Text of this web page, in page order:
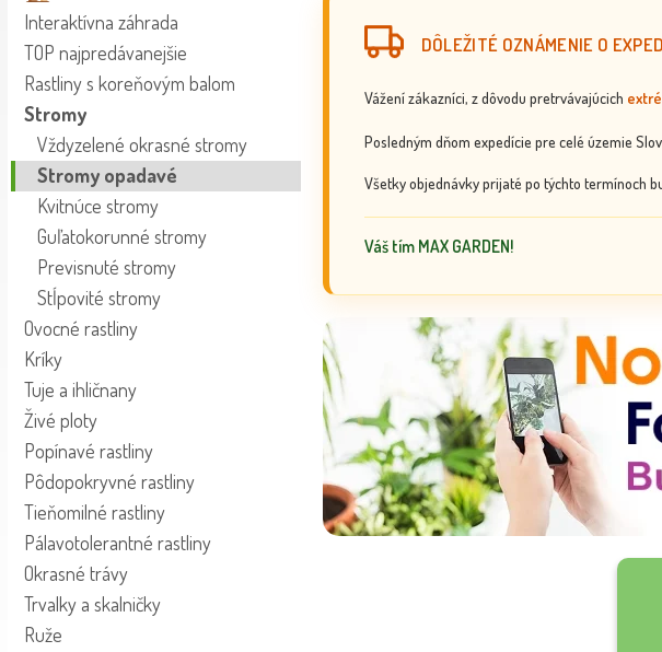
Interaktívna záhrada
TOP najpredávanejšie
Rastliny s koreňovým balom
Stromy
Vždyzelené okrasné stromy
Stromy opadavé
Kvitnúce stromy
Guľatokorunné stromy
Previsnuté stromy
Stĺpovité stromy
Ovocné rastliny
Kríky
Tuje a ihličnany
Živé ploty
Popínavé rastliny
Pôdopokryvné rastliny
Tieňomilné rastliny
Pálavotolerantné rastliny
Okrasné trávy
Trvalky a skalničky
Ruže
DÔLEŽITÉ OZNÁMENIE O
Vážení zákazníci, z dôvodu pretrvávajúcich
Posledným dňom expedície pre celé územie
Všetky objednávky prijaté po týchto termínoch
Váš tím MAX GARDEN!